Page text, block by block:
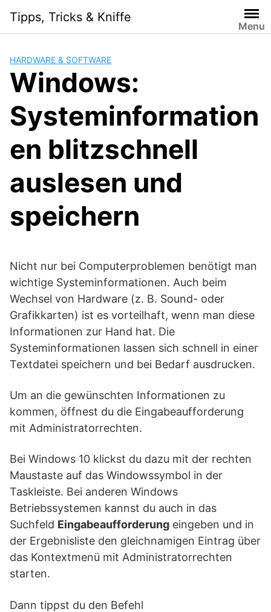
content
Tipps, Tricks & Kniffe
Menu
HARDWARE & SOFTWARE
Windows:
Systeminformation
en blitzschnell
auslesen und
speichern
Nicht nur bei Computerproblemen benötigt man
wichtige Systeminformationen. Auch beim
Wechsel von Hardware (z. B. Sound- oder
Grafikkarten) ist es vorteilhaft, wenn man diese
Informationen zur Hand hat. Die
Systeminformationen lassen sich schnell in einer
Textdatei speichern und bei Bedarf ausdrucken.
Um an die gewünschten Informationen zu
kommen, öffnest du die Eingabeaufforderung
mit Administratorrechten.
Bei Windows 10 klickst du dazu mit der rechten
Maustaste auf das Windowssymbol in der
Taskleiste. Bei anderen Windows
Betriebssystemen kannst du auch in das
Suchfeld Eingabeaufforderung eingeben und in
der Ergebnisliste den gleichnamigen Eintrag über
das Kontextmenü mit Administratorrechten
starten.
Dann tippst du den Befehl